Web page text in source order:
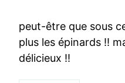
peut-être que sous
plus les épinards !!
délicieux !!